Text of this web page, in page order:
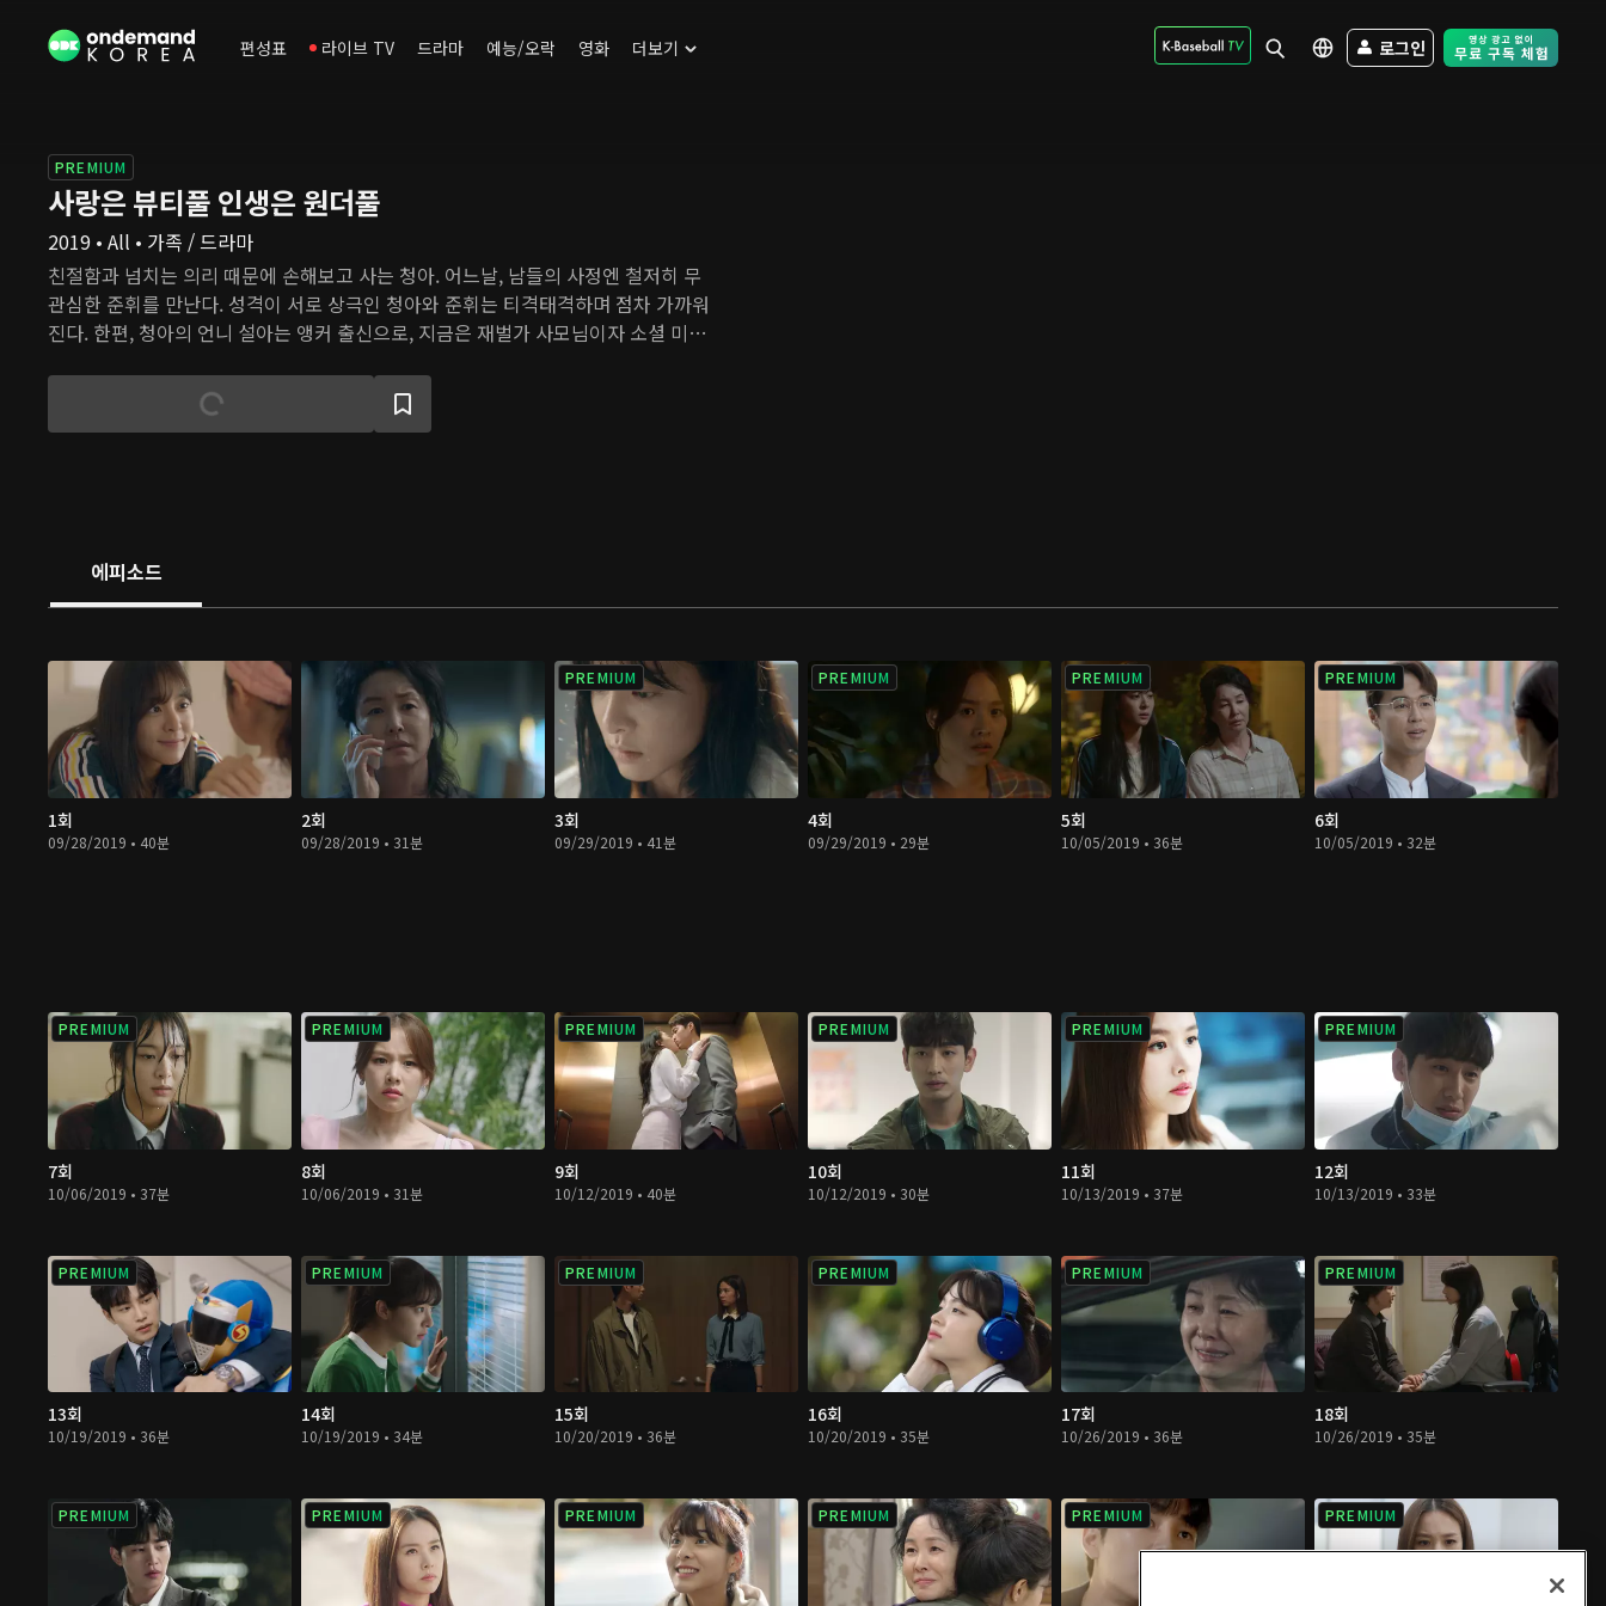
편성표 라이브 TV 드라마 예능/오락 영화 더보기 로그인 Free Trial -
PREMIUM
사랑은 뷰티풀 인생은 원더풀
2019 • All • 가족 / 드라마
친절함과 넘치는 의리 때문에 손해보고 사는 청아. 어느날, 남들의 사정엔 철저히 무
관심한 준휘를 만난다. 성격이 서로 상극인 청아와 준휘는 티격태격하며 점차 가까워
진다. 한편, 청아의 언니 설아는 앵커 출신으로, 지금은 재벌가 사모님이자 소셜 미디
만나며 변화의 조짐을 보인다. 특급 호텔 셰프이지만 지금은 작은 식당을 운영하는 태
랑은 설아에게 소탈하고 낭만적인 삶의 의미를 되새긴다.
에피소드
1회
09/28/2019 • 40분
2회
09/28/2019 • 31분
PREMIUM
3회
09/29/2019 • 41분
PREMIUM
4회
09/29/2019 • 29분
PREMIUM
5회
10/05/2019 • 36분
PREMIUM
6회
10/05/2019 • 32분
PREMIUM
7회
10/06/2019 • 37분
PREMIUM
8회
10/06/2019 • 31분
PREMIUM
9회
10/12/2019 • 40분
PREMIUM
10회
10/12/2019 • 30분
PREMIUM
11회
10/13/2019 • 37분
PREMIUM
12회
10/13/2019 • 33분
PREMIUM
13회
10/19/2019 • 36분
PREMIUM
14회
10/19/2019 • 34분
PREMIUM
15회
10/20/2019 • 36분
PREMIUM
16회
10/20/2019 • 35분
PREMIUM
17회
10/26/2019 • 36분
PREMIUM
18회
10/26/2019 • 35분
PREMIUM PREMIUM PREMIUM PREMIUM PREMIUM PREMIUM